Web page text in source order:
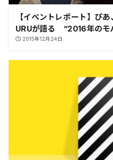
【イベントレポート】ぴ
URUが語る “2016年のモ
2015年12月24日